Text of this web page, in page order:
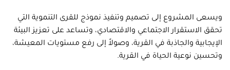
ويسعى المشروع إلى تصميم وتنفيذ نموذج للقرى التنموية التي
تحقق الاستقرار الاجتماعي والاقتصادي، وتساعد على تعزيز البيئة
الإيجابية والجاذبة في القرية، وصولاً إلى رفع مستويات المعيشة،
وتحسين نوعية الحياة في القرية.